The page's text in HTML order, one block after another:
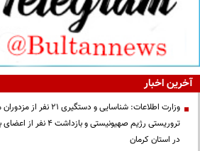
آخرین اخبار
وزارت اطلاعات: شناسایی و
تروریستی رژیم
در استان کرمان